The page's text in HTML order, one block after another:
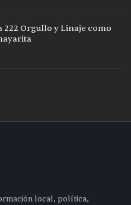
222 Orgullo y Linaje como
local, política,